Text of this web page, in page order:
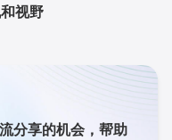
视野
分享的机会，帮助